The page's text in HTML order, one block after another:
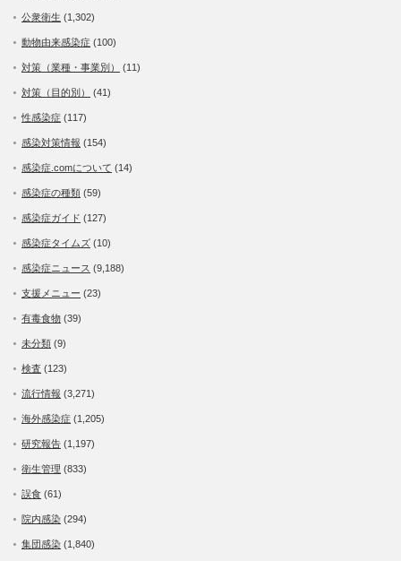
公衆衛生 (1,302)
動物由来感染症 (100)
対策（業種・事業別） (11)
対策（目的別） (41)
性感染症 (117)
感染対策情報 (154)
感染症.comについて (14)
感染症の種類 (59)
感染症ガイド (127)
感染症タイムズ (10)
感染症ニュース (9,188)
支援メニュー (23)
有毒食物 (39)
未分類 (9)
検査 (123)
流行情報 (3,271)
海外感染症 (1,205)
研究報告 (1,197)
衛生管理 (833)
誤食 (61)
院内感染 (294)
集団感染 (1,840)